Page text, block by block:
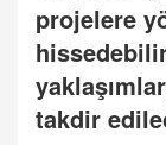
projelere
takdir